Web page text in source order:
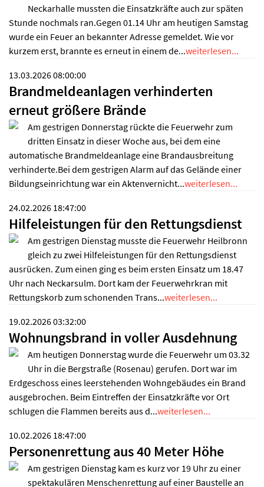
Neckarhalle mussten die Einsatzkräfte auch zur späten
Stunde nochmals ran.Gegen 01.14 Uhr am heutigen Samstag
wurde ein Feuer an bekannter Adresse gemeldet. Wie vor
kurzem erst, brannte es erneut in einem de...weiterlesen...
13.03.2026 08:00:00
Brandmeldeanlagen verhinderten
erneut größere Brände
Am gestrigen Donnerstag rückte die Feuerwehr zum
dritten Einsatz in dieser Woche aus, bei dem eine
automatische Brandmeldeanlage eine Brandausbreitung
verhinderte.Bei dem gestrigen Alarm auf das Gelände einer
Bildungseinrichtung war ein Aktenvernicht...weiterlesen...
24.02.2026 18:47:00
Hilfeleistungen für den Rettungsdienst
Am gestrigen Dienstag musste die Feuerwehr Heilbronn
gleich zu zwei Hilfeleistungen für den Rettungsdienst
ausrücken. Zum einen ging es beim ersten Einsatz um 18.47
Uhr nach Neckarsulm. Dort kam der Feuerwehrkran mit
Rettungskorb zum schonenden Trans...weiterlesen...
19.02.2026 03:32:00
Wohnungsbrand in voller Ausdehnung
Am heutigen Donnerstag wurde die Feuerwehr um 03.32
Uhr in die Bergstraße (Rosenau) gerufen. Dort war im
Erdgeschoss eines leerstehenden Wohngebäudes ein Brand
ausgebrochen. Beim Eintreffen der Einsatzkräfte vor Ort
schlugen die Flammen bereits aus d...weiterlesen...
10.02.2026 18:47:00
Personenrettung aus 40 Meter Höhe
Am gestrigen Dienstag kam es kurz vor 19 Uhr zu einer
spektakulären Menschenrettung auf einer Baustelle an